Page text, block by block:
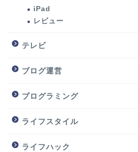
iPad
レビュー
テレビ
ブログ運営
プログラミング
ライフスタイル
ライフハック